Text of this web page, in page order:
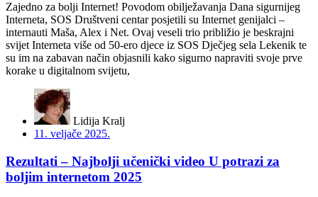
Zajedno za bolji Internet! Povodom obilježavanja Dana sigurnijeg
Interneta, SOS Društveni centar posjetili su Internet genijalci –
internauti Maša, Alex i Net. Ovaj veseli trio približio je beskrajni
svijet Interneta više od 50-ero djece iz SOS Dječjeg sela Lekenik te
su im na zabavan način objasnili kako sigurno napraviti svoje prve
korake u digitalnom svijetu,
Lidija Kralj
11. veljače 2025.
Rezultati – Najbolji učenički video U potrazi za
boljim internetom 2025